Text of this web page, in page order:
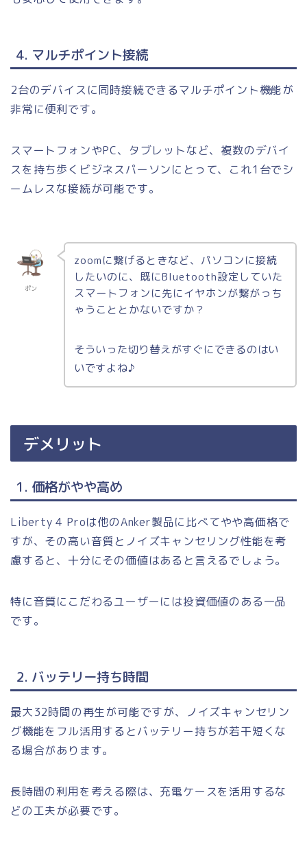
4. マルチポイント接続
2台のデバイスに同時接続できるマルチポイント機能が
非常に便利です。
スマートフォンやPC、タブレットなど、複数のデバイ
スを持ち歩くビジネスパーソンにとって、これ1台でシ
ームレスな接続が可能です。
ポン
zoomに繋げるときなど、パソコンに接続
したいのに、既にBluetooth設定していた
スマートフォンに先にイヤホンが繋がっち
ゃうこととかないですか？
そういった切り替えがすぐにできるのはい
いですよね♪
デメリット
1. 価格がやや高め
Liberty 4 Proは他のAnker製品に比べてやや高価格で
すが、その高い音質とノイズキャンセリング性能を考
慮すると、十分にその価値はあると言えるでしょう。
特に音質にこだわるユーザーには投資価値のある一品
です。
2. バッテリー持ち時間
最大32時間の再生が可能ですが、ノイズキャンセリン
グ機能をフル活用するとバッテリー持ちが若干短くな
る場合があります。
長時間の利用を考える際は、充電ケースを活用するな
どの工夫が必要です。